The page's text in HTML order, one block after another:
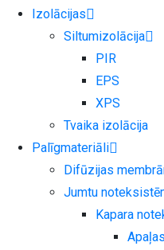
Izolācijas
Siltumizolācija
PIR
EPS
XPS
Tvaika izolācija
Palīgmateriāli
Difūzijas
Jumtu
Kapara